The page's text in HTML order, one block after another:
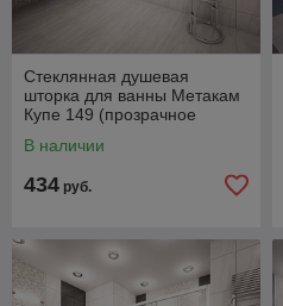
Стеклянная душевая
шторка для ванны Метакам
Купе 149 (прозрачное
В наличии
434 руб.